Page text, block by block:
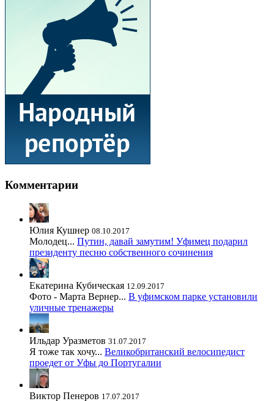
Комментарии
Юлия Кушнер 08.10.2017
Молодец... Путин, давай замутим! Уфимец подарил
президенту песню собственного сочинения
Екатерина Кубическая 12.09.2017
Фото - Марта Вернер... В уфимском парке установили
уличные тренажеры
Ильдар Уразметов 31.07.2017
Я тоже так хочу... Великобританский велосипедист
проедет от Уфы до Португалии
Виктор Пенеров 17.07.2017